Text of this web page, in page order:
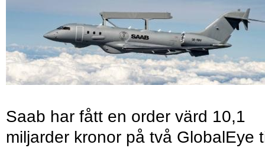
Saab har fått en order värd 10,1
miljarder kronor på två GlobalEye